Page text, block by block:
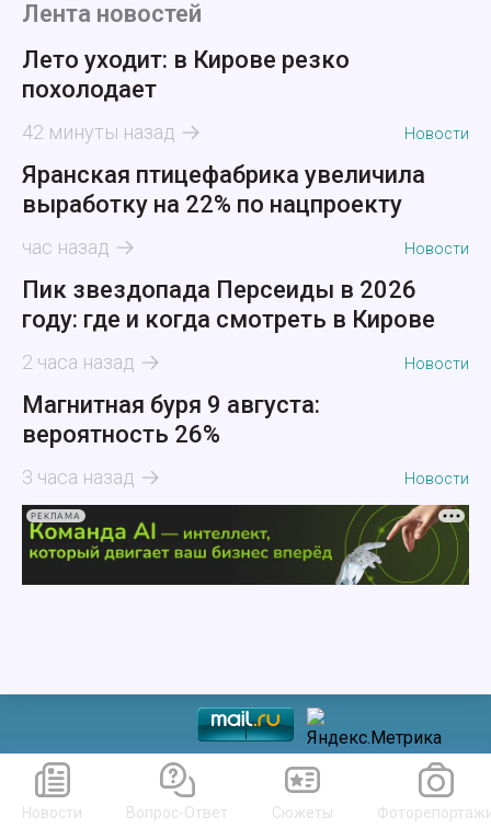
Лента новостей
Лето уходит: в Кирове резко
похолодает
42 минуты назад Новости
Яранская птицефабрика увеличила
выработку на 22% по нацпроекту
час назад Новости
Пик звездопада Персеиды в 2026
году: где и когда смотреть в Кирове
2 часа назад Новости
Магнитная буря 9 августа:
вероятность 26%
3 часа назад Новости
РЕКЛАМА
Новости Вопрос-Ответ Сюжеты